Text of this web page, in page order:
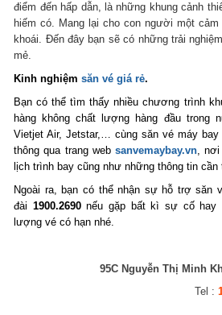
điểm đến hấp dẫn, là những khung cảnh
hiếm có. Mang lại cho con người một
khoái. Đến đây bạn sẽ có những trải
mẻ.
Kinh nghiệmsăn vé giá rẻ.
Bạn có thể tìm thấy nhiều chương trình
hàng không chất lượng hàng đầu trong
Vietjet Air, Jetstar,… cùng săn vé máy
thông qua trang web sanvemaybay.vn ,
lịch trình bay cũng như những thông tin cần
Ngoài ra, bạn có thể nhận sự hỗ trợ săn
đài 1900.2690nếu gặp bất kì sự cố hay
lượng vé có hạn nhé.
95C Nguyễn Thị Minh
Tel :